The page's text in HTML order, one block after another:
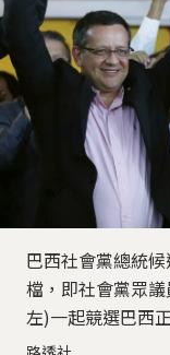
巴西社會黨總統
檔，即社會黨眾
左)一起競選巴西